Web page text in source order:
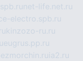
net-life.net.ru
electro.spb.ru
kinzozo-ru.ru
eugrus.pp.ru
ia2.ru